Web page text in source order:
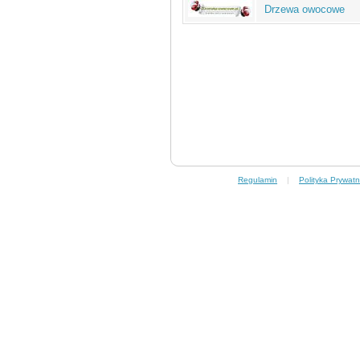
Drzewa owocowe
Regulamin | Polityka